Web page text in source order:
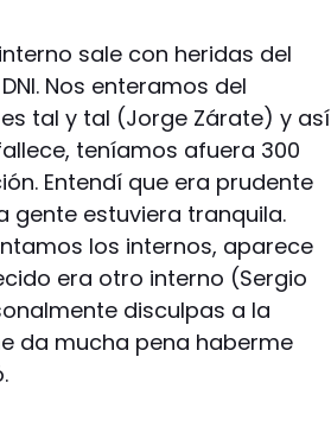
sale con heridas del
Nos enteramos del
tal y tal (Jorge Zárate) y así
teníamos afuera 300
Entendí que era prudente
gente estuviera tranquila.
los internos, aparece
era otro interno (Sergio
disculpas a la
da mucha pena haberme